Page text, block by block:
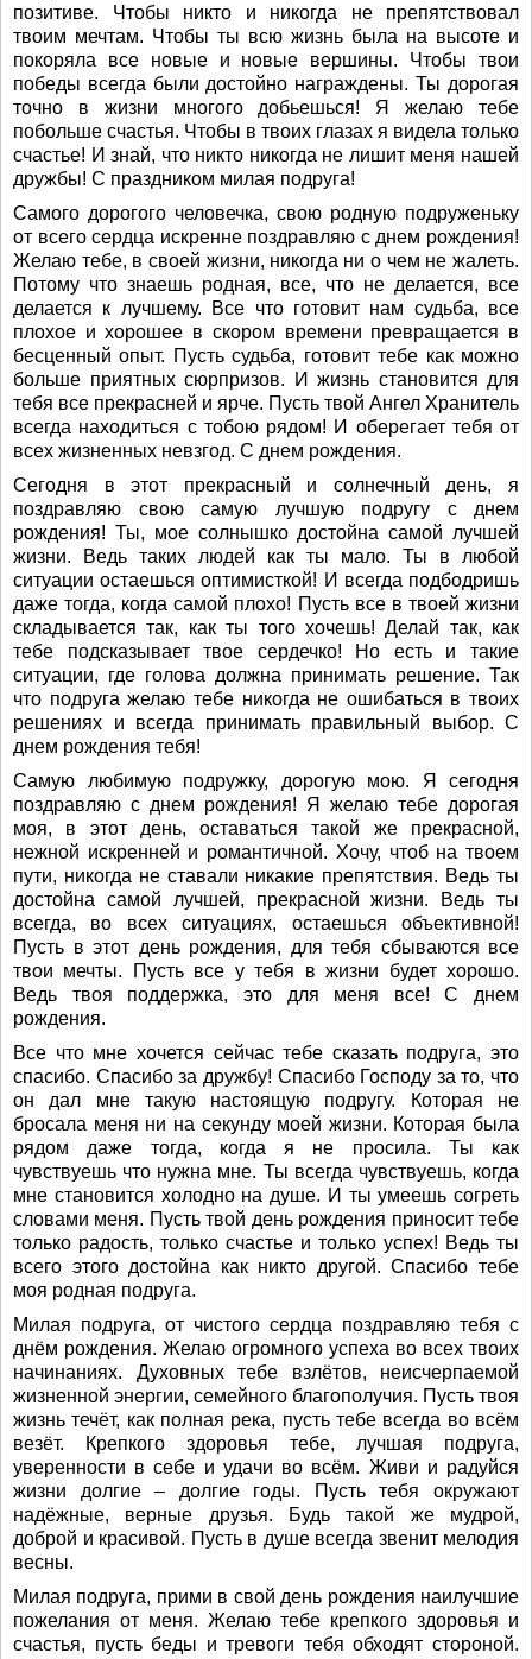
позитиве. Чтобы никто и никогда не препятствовал
твоим мечтам. Чтобы ты всю жизнь была на высоте и
покоряла все новые и новые вершины. Чтобы твои
победы всегда были достойно награждены. Ты дорогая
точно в жизни многого добьешься! Я желаю тебе
побольше счастья. Чтобы в твоих глазах я видела только
счастье! И знай, что никто никогда не лишит меня нашей
дружбы! С праздником милая подруга!
Самого дорогого человечка, свою родную подруженьку
от всего сердца искренне поздравляю с днем рождения!
Желаю тебе, в своей жизни, никогда ни о чем не жалеть.
Потому что знаешь родная, все, что не делается, все
делается к лучшему. Все что готовит нам судьба, все
плохое и хорошее в скором времени превращается в
бесценный опыт. Пусть судьба, готовит тебе как можно
больше приятных сюрпризов. И жизнь становится для
тебя все прекрасней и ярче. Пусть твой Ангел Хранитель
всегда находиться с тобою рядом! И оберегает тебя от
всех жизненных невзгод. С днем рождения.
Сегодня в этот прекрасный и солнечный день, я
поздравляю свою самую лучшую подругу с днем
рождения! Ты, мое солнышко достойна самой лучшей
жизни. Ведь таких людей как ты мало. Ты в любой
ситуации остаешься оптимисткой! И всегда подбодришь
даже тогда, когда самой плохо! Пусть все в твоей жизни
складывается так, как ты того хочешь! Делай так, как
тебе подсказывает твое сердечко! Но есть и такие
ситуации, где голова должна принимать решение. Так
что подруга желаю тебе никогда не ошибаться в твоих
решениях и всегда принимать правильный выбор. С
днем рождения тебя!
Самую любимую подружку, дорогую мою. Я сегодня
поздравляю с днем рождения! Я желаю тебе дорогая
моя, в этот день, оставаться такой же прекрасной,
нежной искренней и романтичной. Хочу, чтоб на твоем
пути, никогда не ставали никакие препятствия. Ведь ты
достойна самой лучшей, прекрасной жизни. Ведь ты
всегда, во всех ситуациях, остаешься объективной!
Пусть в этот день рождения, для тебя сбываются все
твои мечты. Пусть все у тебя в жизни будет хорошо.
Ведь твоя поддержка, это для меня все! С днем
рождения.
Все что мне хочется сейчас тебе сказать подруга, это
спасибо. Спасибо за дружбу! Спасибо Господу за то, что
он дал мне такую настоящую подругу. Которая не
бросала меня ни на секунду моей жизни. Которая была
рядом даже тогда, когда я не просила. Ты как
чувствуешь что нужна мне. Ты всегда чувствуешь, когда
мне становится холодно на душе. И ты умеешь согреть
словами меня. Пусть твой день рождения приносит тебе
только радость, только счастье и только успех! Ведь ты
всего этого достойна как никто другой. Спасибо тебе
моя родная подруга.
Милая подруга, от чистого сердца поздравляю тебя с
днём рождения. Желаю огромного успеха во всех твоих
начинаниях. Духовных тебе взлётов, неисчерпаемой
жизненной энергии, семейного благополучия. Пусть твоя
жизнь течёт, как полная река, пусть тебе всегда во всём
везёт. Крепкого здоровья тебе, лучшая подруга,
уверенности в себе и удачи во всём. Живи и радуйся
жизни долгие – долгие годы. Пусть тебя окружают
надёжные, верные друзья. Будь такой же мудрой,
доброй и красивой. Пусть в душе всегда звенит мелодия
весны.
Милая подруга, прими в свой день рождения наилучшие
пожелания от меня. Желаю тебе крепкого здоровья и
счастья, пусть беды и тревоги тебя обходят стороной.